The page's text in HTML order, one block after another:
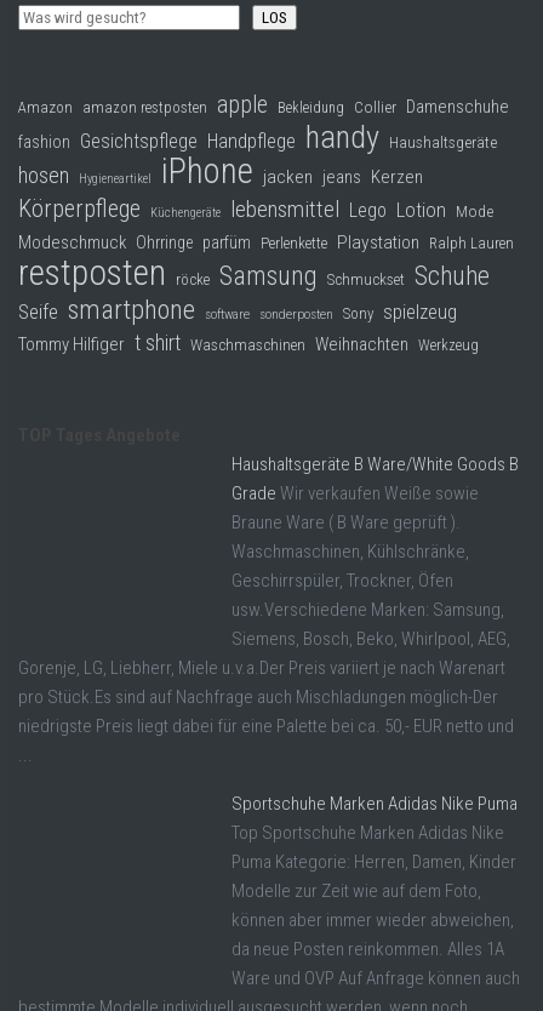
LOS
Amazon amazon restposten apple Bekleidung Collier Damenschuhe
fashion Gesichtspflege Handpflege handy Haushaltsgeräte
hosen Hygieneartikel iPhone jacken jeans Kerzen
Körperpflege Küchengeräte lebensmittel Lego Lotion Mode
Modeschmuck Ohrringe parfüm Perlenkette Playstation Ralph Lauren
restposten röcke Samsung Schmuckset Schuhe
Seife smartphone software sonderposten Sony spielzeug
Tommy Hilfiger t shirt Waschmaschinen Weihnachten Werkzeug
Haushaltsgeräte B Ware/White Goods B
Grade Wir verkaufen Weiße sowie
Braune Ware ( B Ware geprüft ).
Waschmaschinen, Kühlschränke,
Geschirrspüler, Trockner, Öfen
usw.Verschiedene Marken: Samsung,
Siemens, Bosch, Beko, Whirlpool, AEG,
Gorenje, LG, Liebherr, Miele u.v.a.Der Preis variiert je nach Warenart
pro Stück.Es sind auf Nachfrage auch Mischladungen möglich-Der
niedrigste Preis liegt dabei für eine Palette bei ca. 50,- EUR netto und
...
Sportschuhe Marken Adidas Nike Puma
Top Sportschuhe Marken Adidas Nike
Puma Kategorie: Herren, Damen, Kinder
Modelle zur Zeit wie auf dem Foto,
können aber immer wieder abweichen,
da neue Posten reinkommen. Alles 1A
Ware und OVP Auf Anfrage können auch